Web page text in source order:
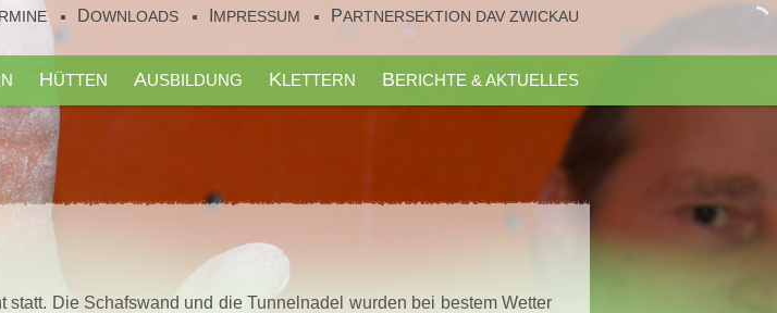
DOWNLOADS IMPRESSUM PARTNERSEKTION DAV ZWICKAU
HÜTTEN AUSBILDUNG KLETTERN BERICHTE & AKTUELLES
Die Schafswand und die Tunnelnadel wurden bei bestem Wetter